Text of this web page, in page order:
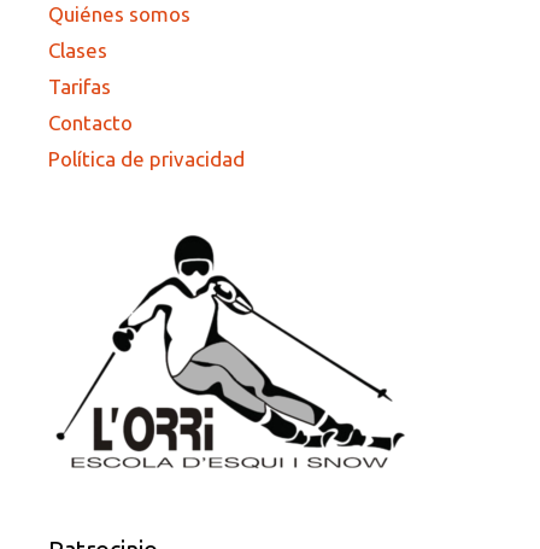
Quiénes somos
Clases
Tarifas
Contacto
Política de privacidad